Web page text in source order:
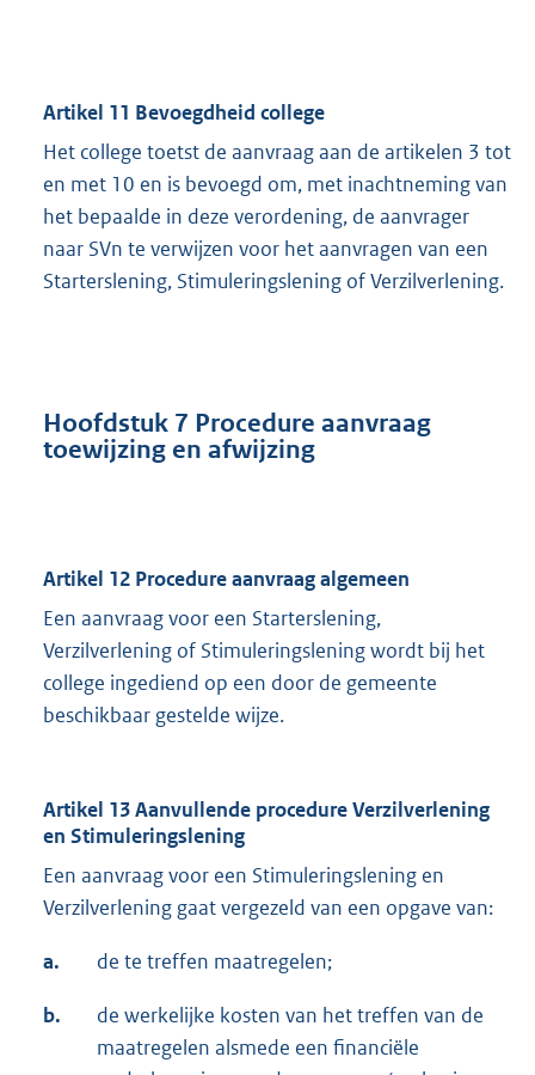
Artikel 11 Bevoegdheid college
Het college toetst de aanvraag aan de artikelen 3 tot
en met 10 en is bevoegd om, met inachtneming van
het bepaalde in deze verordening, de aanvrager
naar SVn te verwijzen voor het aanvragen van een
Starterslening, Stimuleringslening of Verzilverlening.
Hoofdstuk 7 Procedure aanvraag
toewijzing en afwijzing
Artikel 12 Procedure aanvraag algemeen
Een aanvraag voor een Starterslening,
Verzilverlening of Stimuleringslening wordt bij het
college ingediend op een door de gemeente
beschikbaar gestelde wijze.
Artikel 13 Aanvullende procedure Verzilverlening
en Stimuleringslening
Een aanvraag voor een Stimuleringslening en
Verzilverlening gaat vergezeld van een opgave van:
a. de te treffen maatregelen;
b.
de werkelijke kosten van het treffen van de
maatregelen alsmede een financiële